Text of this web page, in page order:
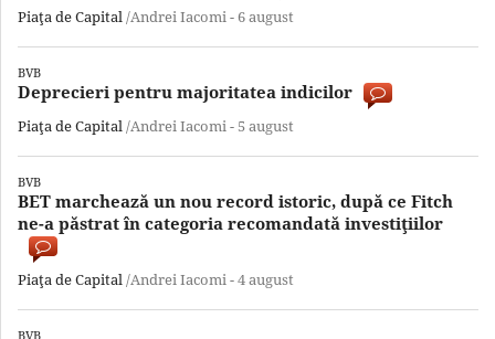
Piaţa de Capital/Andrei Iacomi -6 august
BVB
Deprecieri pentru majoritatea indicilor
Piaţa de Capital/Andrei Iacomi - 5 august
BVB
BET marchează un nou record istoric, după ce Fitch
ne-a păstrat în categoria recomandată investiţiilor
Piaţa de Capital/Andrei Iacomi -4 august
BVB